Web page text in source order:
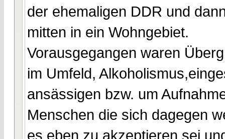
der ehemaligen DDR und
mitten in ein Wohngebiet.
Vorausgegangen waren
im Umfeld,
ansässigen bzw. um
Menschen die sich dagegen
es eben zu akzeptieren sei